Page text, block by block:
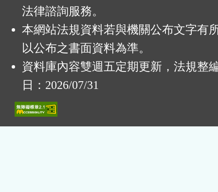
法律諮詢服務。
本網站法規資料若與機關公布文字有
以公布之書面資料為準。
資料庫內容雙週五定期更新，法規整
日：2026/07/31